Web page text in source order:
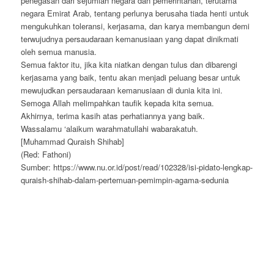
negara Emirat Arab, tentang perlunya berusaha tiada henti untuk
mengukuhkan toleransi, kerjasama, dan karya membangun demi
terwujudnya persaudaraan kemanusiaan yang dapat dinikmati
oleh semua manusia.
Semua faktor itu, jika kita niatkan dengan tulus dan dibarengi
kerjasama yang baik, tentu akan menjadi peluang besar untuk
mewujudkan persaudaraan kemanusiaan di dunia kita ini.
Semoga Allah melimpahkan taufik kepada kita semua.
Akhirnya, terima kasih atas perhatiannya yang baik.
Wassalamu ‘alaikum warahmatullahi wabarakatuh.
[Muhammad Quraish Shihab]
(Red: Fathoni)
Sumber: https://www.nu.or.id/post/read/102328/isi-pidato-lengkap-
quraish-shihab-dalam-pertemuan-pemimpin-agama-sedunia